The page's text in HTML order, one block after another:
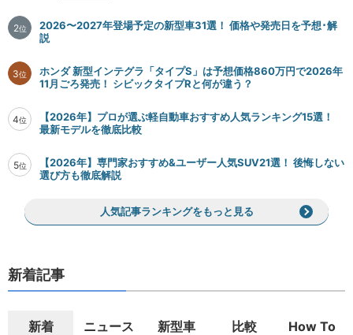
2位
2026〜2027年登場予定の新型車31選！ 価格や発売日を予想･解
説
3位
ホンダ 新型インテグラ「タイプS」は予想価格860万円で2026年
11月ごろ発売！ シビックタイプRと何が違う？
4位
【2026年】プロが選ぶ軽自動車おすすめ人気ランキング15選！
最新モデルを徹底比較
5位
【2026年】専門家おすすめ&ユーザー人気SUV21選！ 後悔しない
選び方も徹底解説
人気記事ランキングをもっと見る
新着記事
新着 ニュース 新型車 比較 How To